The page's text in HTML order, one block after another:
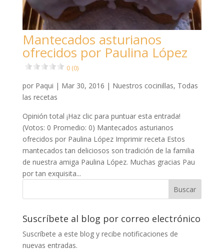
Mantecados asturianos
ofrecidos por Paulina López
0 (0)
por Paqui | Mar 30, 2016 | Nuestros cocinillas, Todas
las recetas
Opinión total ¡Haz clic para puntuar esta entrada!
(Votos: 0 Promedio: 0) Mantecados asturianos
ofrecidos por Paulina López Imprimir receta Estos
mantecados tan deliciosos son tradición de la familia
de nuestra amiga Paulina López. Muchas gracias Pau
por tan exquisita...
Suscríbete al blog por correo electrónico
Suscríbete a este blog y recibe notificaciones de
nuevas entradas.